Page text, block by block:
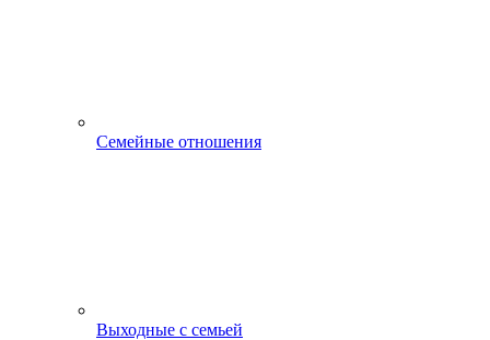
Семейные отношения
Выходные с семьей